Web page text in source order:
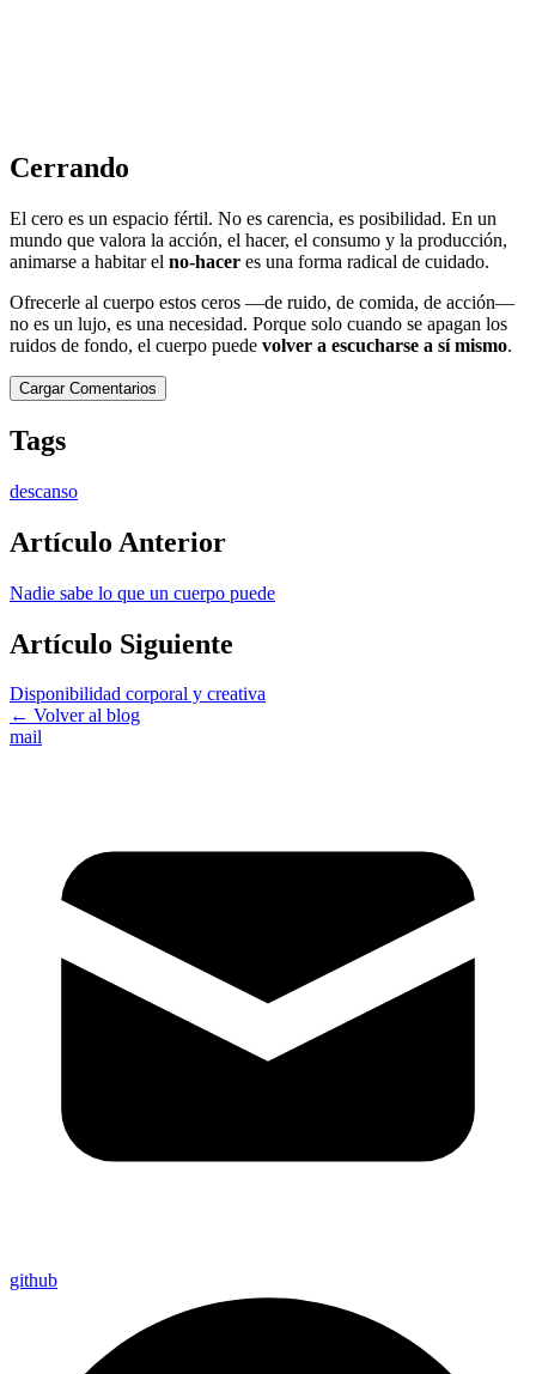
Cerrando
El cero es un espacio fértil. No es carencia, es posibilidad. En un
mundo que valora la acción, el hacer, el consumo y la producción,
animarse a habitar el no-hacer es una forma radical de cuidado.
Ofrecerle al cuerpo estos ceros —de ruido, de comida, de acción—
no es un lujo, es una necesidad. Porque solo cuando se apagan los
ruidos de fondo, el cuerpo puede volver a escucharse a sí mismo.
Cargar Comentarios
Tags
descanso
Artículo Anterior
Nadie sabe lo que un cuerpo puede
Artículo Siguiente
Disponibilidad corporal y creativa
← Volver al blog
mail
github